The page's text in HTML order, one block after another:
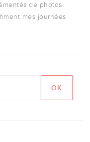
de photos
mes journées.